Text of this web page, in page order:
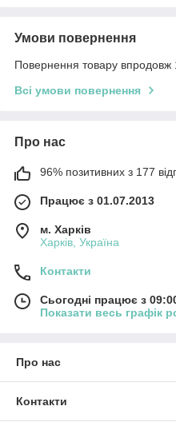
Умови повернення
Повернення товару впродовж
Всі умови повернення
Про нас
96% позитивних з 177
Працює з 01.07.2013
м. Харків
Харків, Україна
Контакти
Сьогодні працює з
Показати весь графік
Про нас
Контакти